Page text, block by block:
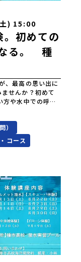
県中新田高等学
等学校秋田県立
谷地高等学校山
業高等学校金山
校福島県立川俣
代高等学校福島
高等学校 中
立中条高等学校
高等学校石川県
木曽青峰高等学
静岡県立伊豆総
学校佐久間分校
立串本古座高等
根県立島根中央
島前高等学校岡
高等学校芸北分
)愛媛県立野村高等
等学校愛媛県立
県立四万十高等
立高知農業高等
県立小国高等学
校鹿児島県立沖
立高千穂高等学
高等学校私立高
学校(新潟県)広島
加
) 15:00
初めての
る。 種
、最高の思い出に
せんか？初めて
や水中での呼吸
に配慮しながら
参加できます。
しょう！８月２
ヘルメット式潜
）です。寮の見
海洋開発科 横葉
）
コース